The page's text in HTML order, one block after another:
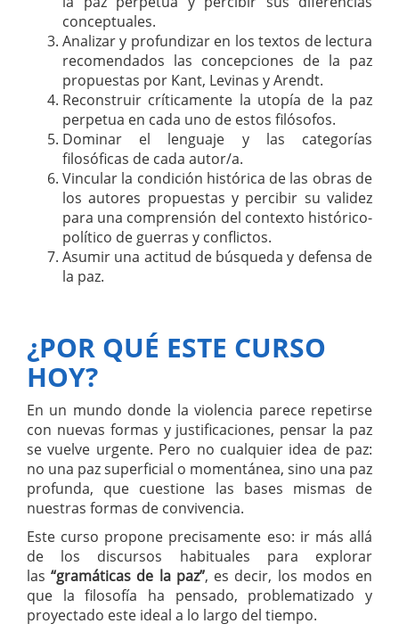
conceptuales.
Analizar y profundizar en los textos de lectura
recomendados las concepciones de la paz
propuestas por Kant, Levinas y Arendt.
Reconstruir críticamente la utopía de la paz
perpetua en cada uno de estos filósofos.
Dominar el lenguaje y las categorías
filosóficas de cada autor/a.
Vincular la condición histórica de las obras de
los autores propuestas y percibir su validez
para una comprensión del contexto histórico-
político de guerras y conflictos.
Asumir una actitud de búsqueda y defensa de
la paz.
¿POR QUÉ ESTE CURSO
HOY?
En un mundo donde la violencia parece repetirse
con nuevas formas y justificaciones, pensar la paz
se vuelve urgente. Pero no cualquier idea de paz:
no una paz superficial o momentánea, sino una paz
profunda, que cuestione las bases mismas de
nuestras formas de convivencia.
Este curso propone precisamente eso: ir más allá
de los discursos habituales para explorar
las“gramáticas de la paz”, es decir, los modos en
que la filosofía ha pensado, problematizado y
proyectado este ideal a lo largo del tiempo.